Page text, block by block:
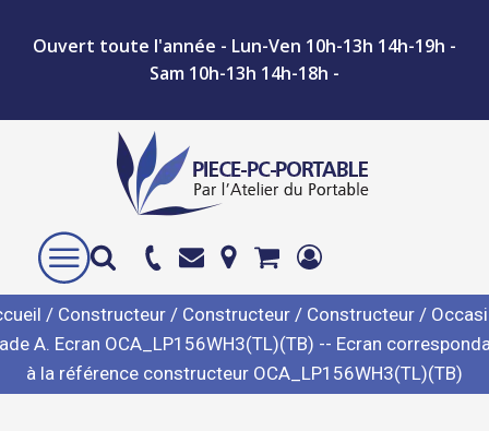
Ouvert toute l'année - Lun-Ven 10h-13h 14h-19h -
Sam 10h-13h 14h-18h -
/ Constructeur/ Constructeur/ Constructeur/
A. Ecran OCA_LP156WH3(TL)(TB) -- Ecran
à la référence constructeur OCA_LP156WH3(TL)(TB)